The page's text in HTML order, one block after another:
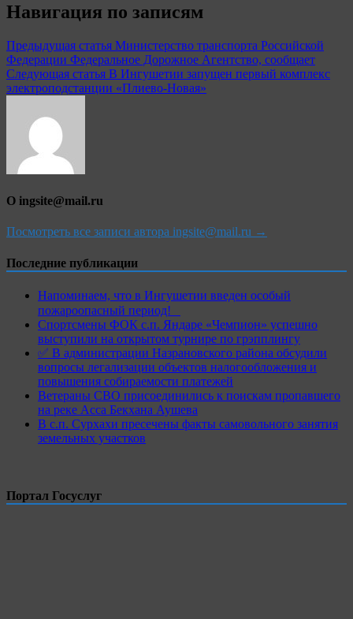
Навигация по записям
Предыдущая статья Министерство транспорта Российской
Федерации Федеральное Дорожное Агентство, сообщает
Следующая статья В Ингушетии запущен первый комплекс
электроподстанции «Плиево-Новая»
О ingsite@mail.ru
Посмотреть все записи автора ingsite@mail.ru →
Последние публикации
Напоминаем, что в Ингушетии введен особый
пожароопасный период!⁣⁣⠀
Спортсмены ФОК с.п. Яндаре «Чемпион» успешно
выступили на открытом турнире по грэпплингу
✅ В администрации Назрановского района обсудили
вопросы легализации объектов налогообложения и
повышения собираемости платежей
Ветераны СВО присоединились к поискам пропавшего
на реке Асса Бекхана Аушева
В с.п. Сурхахи пресечены факты самовольного занятия
земельных участков
Портал Госуслуг